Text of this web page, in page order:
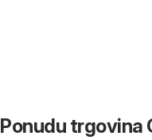
Ponudu trgovina